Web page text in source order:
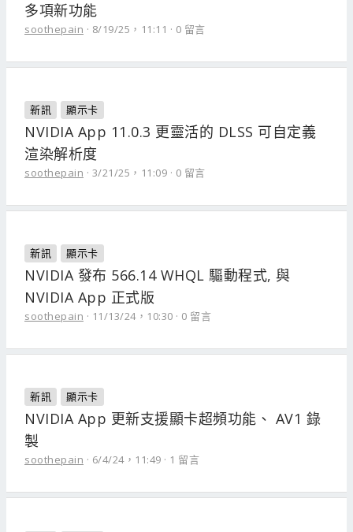
多項新功能
soothepain 8/19/25，11:11 0 留言
新訊 顯示卡
NVIDIA App 11.0.3 更靈活的 DLSS 可自定義
渲染解析度
soothepain 3/21/25，11:09 0 留言
新訊 顯示卡
NVIDIA 發布 566.14 WHQL 驅動程式, 與
NVIDIA App 正式版
soothepain 11/13/24，10:30 0 留言
新訊 顯示卡
NVIDIA App 更新支援顯卡超頻功能、 AV1 錄
製
soothepain 6/4/24，11:49 1 留言